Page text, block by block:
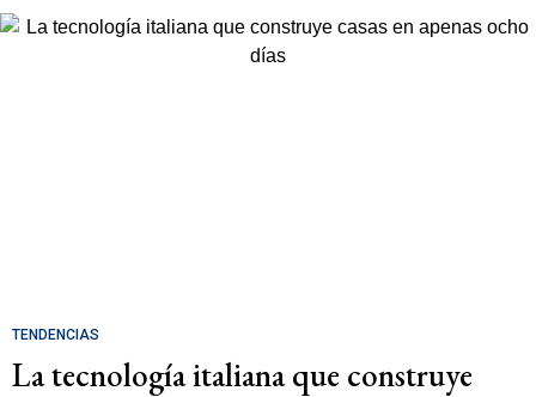
TENDENCIAS
La tecnología italiana que construye